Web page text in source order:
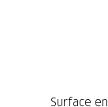
Surface